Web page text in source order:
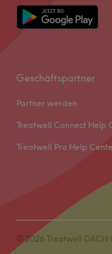
Geschäftspartner
Partner werden
Treatwell Connect Help
Treatwell Pro Help
© 2026 Treatwell DACH